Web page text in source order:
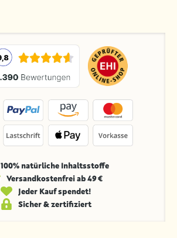
100% natürliche Inhaltsstoffe
Versandkosten­frei ab 49 €
Jeder Kauf spendet!
Sicher & zertifiziert